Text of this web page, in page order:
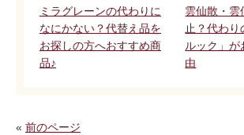
ミラグレーンの代わりに
なにかない？代替え品を
お探しの方へおすすめ商
品♪
雲仙散・雲
止？代わり
ルック」が
由
« 前のページ